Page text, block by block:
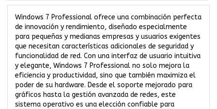
Windows 7 Professional ofrece una combinación perfecta
de innovación y rendimiento, diseñado especialmente
para pequeñas y medianas empresas y usuarios exigentes
que necesitan características adicionales de seguridad y
funcionalidad de red. Con una interfaz de usuario intuitiva
y elegante, Windows 7 Professional no solo mejora la
eficiencia y productividad, sino que también maximiza el
poder de su hardware. Desde el soporte mejorado para
gráficos hasta la gestión avanzada de redes, este
sistema operativo es una elección confiable para